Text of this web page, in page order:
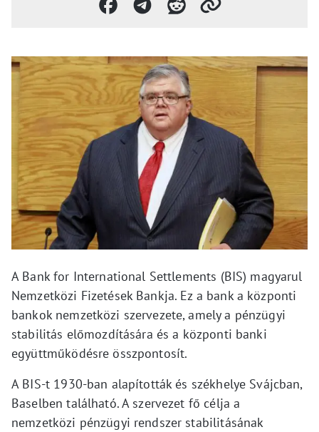
A Bank for International Settlements (BIS) magyarul
Nemzetközi Fizetések Bankja. Ez a bank a központi
bankok nemzetközi szervezete, amely a pénzügyi
stabilitás előmozdítására és a központi banki
együttműködésre összpontosít.
A BIS-t 1930-ban alapították és székhelye Svájcban,
Baselben található. A szervezet fő célja a
nemzetközi pénzügyi rendszer stabilitásának